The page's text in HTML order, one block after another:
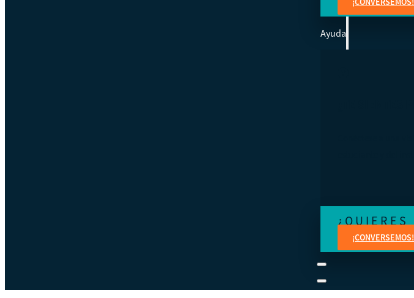
Ayuda
¿QUIERES
¡CONVERSEMOS!